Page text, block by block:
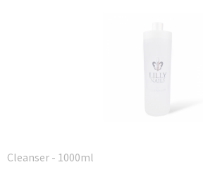
Cleanser - 1000ml